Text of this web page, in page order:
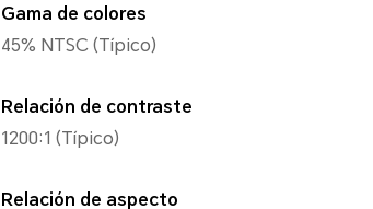
Gama de colores
45% NTSC (Típico)
Relación de contraste
1200:1 (Típico)
Relación de aspecto